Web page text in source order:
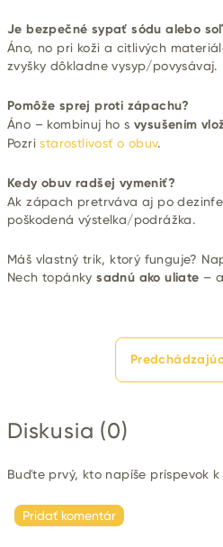
Je bezpečné sypať sódu alebo
Áno, no pri koži a citlivých
zvyšky dôkladne vysyp/povysávaj.
Pomôže sprej proti zápachu?
Áno – kombinuj ho s vysušením
Pozristarostlivosť o obuv.
Kedy obuv radšej vymeniť?
Ak zápach pretrváva aj po
poškodená výstelka/podrážka.
Máš vlastný trik, ktorý funguje?
Nech topánkysadnú ako uliate –
Diskusia (0)
Buďte prvý, kto napíše príspevok k
Pridať komentár